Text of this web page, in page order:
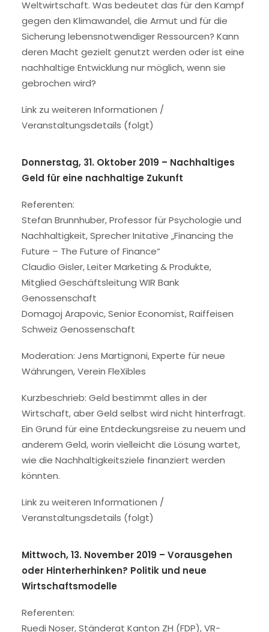
Weltwirtschaft. Was bedeutet das für den Kampf
gegen den Klimawandel, die Armut und für die
Sicherung lebensnotwendiger Ressourcen? Kann
deren Macht gezielt genutzt werden oder ist eine
nachhaltige Entwicklung nur möglich, wenn sie
gebrochen wird?
Link zu weiteren Informationen /
Veranstaltungsdetails (folgt)
Donnerstag, 31. Oktober 2019 – Nachhaltiges
Geld für eine nachhaltige Zukunft
Referenten:
Stefan Brunnhuber, Professor für Psychologie und
Nachhaltigkeit, Sprecher Initative „Financing the
Future – The Future of Finance“
Claudio Gisler, Leiter Marketing & Produkte,
Mitglied Geschäftsleitung WIR Bank
Genossenschaft
Domagoj Arapovic, Senior Economist, Raiffeisen
Schweiz Genossenschaft
Moderation: Jens Martignoni, Experte für neue
Währungen, Verein FleXibles
Kurzbeschrieb: Geld bestimmt alles in der
Wirtschaft, aber Geld selbst wird nicht hinterfragt.
Ein Grund für eine Entdeckungsreise zu neuem und
anderem Geld, worin vielleicht die Lösung wartet,
wie die Nachhaltigkeitsziele finanziert werden
könnten.
Link zu weiteren Informationen /
Veranstaltungsdetails (folgt)
Mittwoch, 13. November 2019 – Vorausgehen
oder Hinterherhinken? Politik und neue
Wirtschaftsmodelle
Referenten:
Ruedi Noser, Ständerat Kanton ZH (FDP), VR-